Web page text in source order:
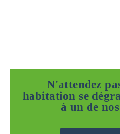
N'attendez
habitation se
à un de